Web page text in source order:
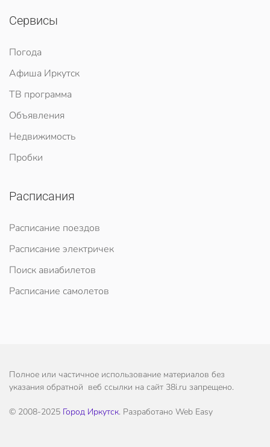
Сервисы
Погода
Афиша Иркутск
ТВ программа
Объявления
Недвижимость
Пробки
Расписания
Расписание поездов
Расписание электричек
Поиск авиабилетов
Расписание самолетов
Полное или частичное использование материалов без
указания обратной веб ссылки на сайт 38i.ru запрещено.
© 2008-2025 Город Иркутск. Разработано Web Easy